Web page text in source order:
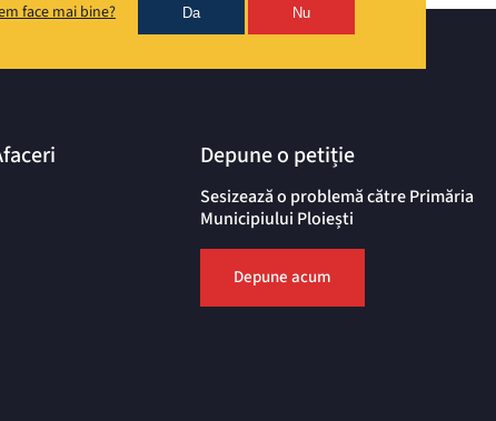
face mai bine? Da Nu
Depune o petiție
Sesizează o problemă către Primăria
Municipiului Ploiești
Depune acum